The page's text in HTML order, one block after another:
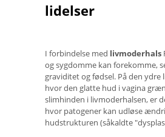
lidelser
I forbindelse med livmoderhals
og sygdomme kan forekomme,
graviditet og fødsel. På den ydre
hvor den glatte hud i vagina
slimhinden i livmoderhalsen, er
hvor patogener kan udløse
hudstrukturen (såkaldte